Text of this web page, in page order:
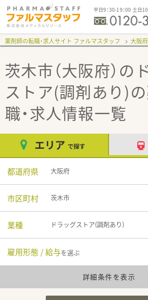
平日9：30-19：00 土日
薬剤師の転職・求人サイト ファルマスタッフ 大阪府
茨木市（大阪府）の
ストア(調剤あり)
職・求人情報一覧
エリア で探す
都道府県 大阪府
市区町村 茨木市
業種 ドラッグストア(調剤あり)
雇用形態 / 給与を選ぶ
詳細条件を表示